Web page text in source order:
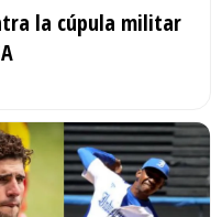
la cúpula militar